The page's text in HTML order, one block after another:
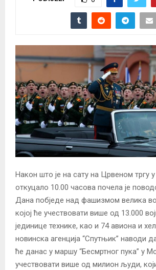
Након што је на сату на Црвеном тргу
откуцало 10.00 часова почела је
Дана побједе над фашизмом велика
којој ће учествовати више од 13.000
јединице технике, као и 74 авиона и
новинска агенција “Спутњик” наводи
ће данас у маршу “Бесмртног пука” у
учествовати више од милион људи,